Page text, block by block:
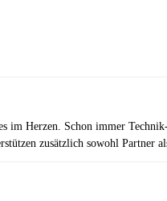
im Herzen. Schon immer
zusätzlich sowohl Partner